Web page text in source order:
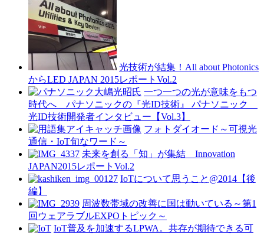
光技術が結集！All about Photonics
からLED JAPAN 2015レポートVol.2
一つ一つの光が意味をもつ
時代へ パナソニックの『光ID技術』 パナソニック
光ID技術開発者インタビュー【Vol.3】
フォトダイオード～可視光
通信・IoT旬なワード～
未来を創る「知」が集結 Innovation
JAPAN2015レポートVol.2
IoTについて思うこと@2014【後
編】
周波数帯域の改善に国は動いている～第1
回ウェアラブルEXPOトピック～
IoT普及を加速するLPWA。共存が期待できる可